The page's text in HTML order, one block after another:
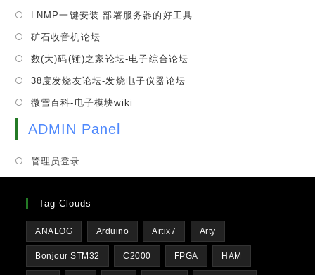
tab
new
a
tab
LNMP一键安装-部署服务器的好工具
矿石收音机论坛
a
new
tab
数(大)码(锤)之家论坛-电子综合论坛
38度发烧友论坛-发烧电子仪器论坛
微雪百科-电子模块wiki
ADMIN Panel
管理员登录
Tag Clouds
ANALOG Arduino Artix7 Arty
Bonjour STM32 C2000 FPGA HAM